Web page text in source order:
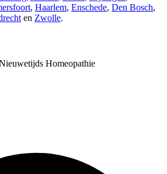
, Haarlem, Enschede, Den Bosch,
en Zwolle.
Homeopathie